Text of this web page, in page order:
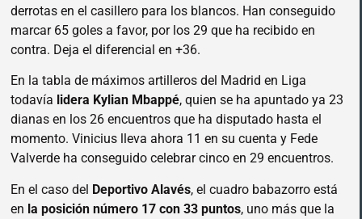
derrotas en el casillero para los blancos. Han conseguido
marcar 65 goles a favor, por los 29 que ha recibido en
contra. Deja el diferencial en +36.
En la tabla de máximos artilleros del Madrid en Liga
todavía lidera Kylian Mbappé, quien se ha apuntado ya 23
dianas en los 26 encuentros que ha disputado hasta el
momento. Vinicius lleva ahora 11 en su cuenta y Fede
Valverde ha conseguido celebrar cinco en 29 encuentros.
En el caso del Deportivo Alavés, el cuadro babazorro está
en la posición número 17 con 33 puntos, uno más que la